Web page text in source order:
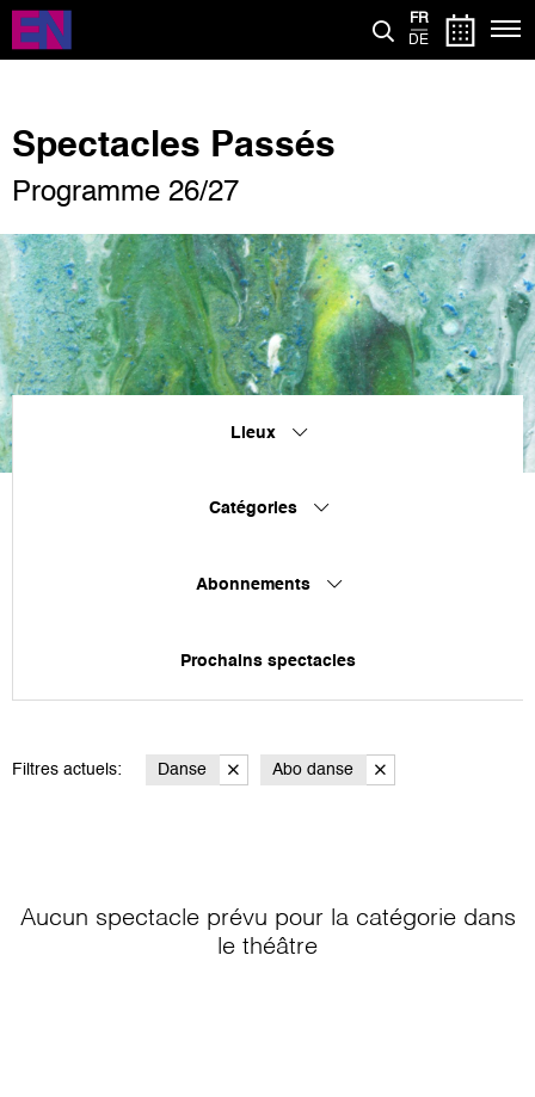
Aller
contenu
FR
DE
Spectacles Passés
Programme 26/27
Lieux
Catégories
Abonnements
Prochains spectacles
Filtres actuels: Danse Abo danse
Aucun spectacle prévu pour la catégorie dans
le théâtre